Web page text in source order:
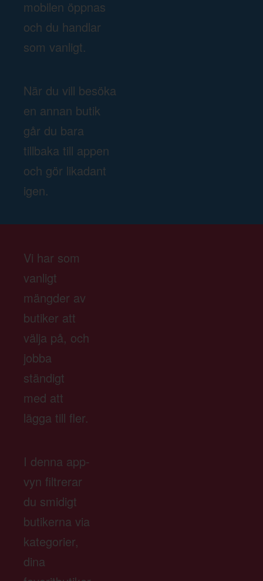
mobilen öppnas
och du handlar
som vanligt.
När du vill besöka
en annan butik
går du bara
tillbaka till appen
och gör likadant
igen.
Vi har som
vanligt
mängder av
butiker att
välja på, och
jobba
ständigt
med att
lägga till fler.
I denna app-
vyn filtrerar
du smidigt
butikerna via
kategorier,
dina